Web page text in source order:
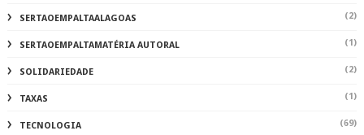
SERTAOEMPALTAALAGOAS (2)
SERTAOEMPALTAMATÉRIA AUTORAL (1)
SOLIDARIEDADE (2)
TAXAS (1)
TECNOLOGIA (69)